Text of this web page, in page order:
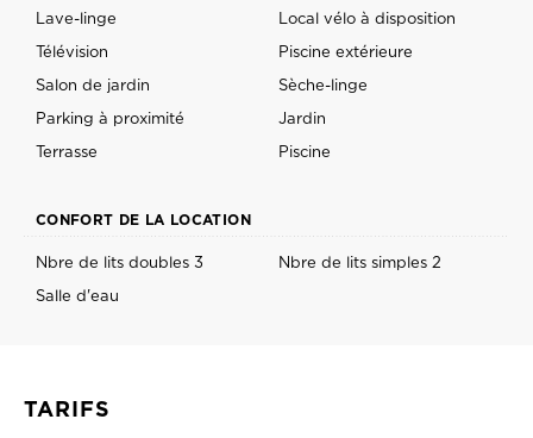
Lave-linge
Local vélo à disposition
Télévision
Piscine extérieure
Salon de jardin
Sèche-linge
Parking à proximité
Jardin
Terrasse
Piscine
CONFORT DE LA LOCATION
Nbre de lits doubles 3
Nbre de lits simples 2
Salle d'eau
TARIFS